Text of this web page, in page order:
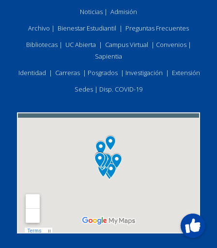
Noticias | Admisión
Archivo | Bienestar Estudiantil | Preguntas Frecuentes
Bibliotecas| UC Abierta | Campus Virtual | Convenios|
Sapientia
Identidad | Carreras | Posgrados | Investigación | Extensión
Sedes | Disp. COVID-19